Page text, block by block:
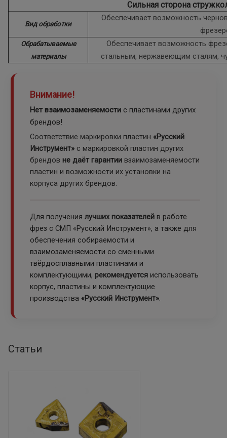
Сильная сторона
Вид обработки
Обеспечивает возможность
Обрабатываемые
материалы
Обеспечивает возможность
стальным, нержавеющим сталям,
Внимание!
Нет взаимозаменяемости с пластинами других
брендов!
Соответствие маркировки пластин «Русский
Инструмент» с маркировкой пластин других
брендов не даёт гарантии взаимозаменяемости
пластин и возможности их установки на
корпуса других брендов.
Для получения лучших показателей в работе
фрез с СМП «Русский Инструмент», а также для
обеспечения собираемости и
взаимозаменяемости со сменными
твёрдосплавными пластинами и
комплектующими, рекомендуется использовать
корпус, пластины и комплектующие
производства «Русский Инструмент».
Статьи